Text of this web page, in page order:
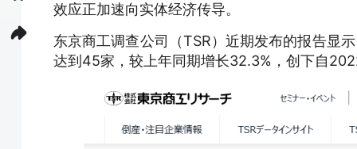
效应正加速向实体经济传导。
东京商工调查公司（TSR）近期发布的报告显
达到45家，较上年同期增长32.3%，创下自